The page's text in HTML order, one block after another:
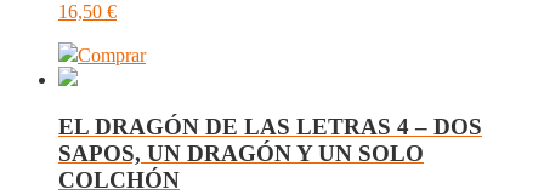
16,50 €
Comprar
EL DRAGÓN DE LAS LETRAS 4 – DOS
SAPOS, UN DRAGÓN Y UN SOLO
COLCHÓN